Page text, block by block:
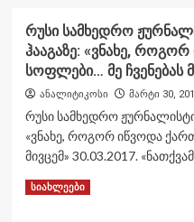
რუსი სამხედრო
ჰააგაზე: «ვნახე,
სოფლები… მე ჩვენებას
ანალიტიკოსი მარტი 30,
რუსი სამხედრო
«ვნახე, როგორ იწვოდა
მივცემ» 30.03.2017.
Read MoreRead
სიახლეები